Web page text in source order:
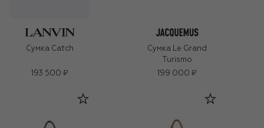
Сумка Catch
193 500 ₽
Сумка Le Grand
Turismo
199 000 ₽